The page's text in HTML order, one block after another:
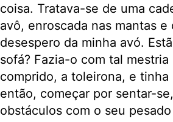
coisa. Tratava-se de uma
avô, enroscada nas mantas
desespero da minha avó.
sofá? Fazia-o com tal
comprido, a toleirona, e
então, começar por sentar-
obstáculos com o seu